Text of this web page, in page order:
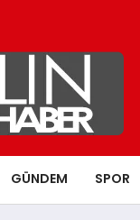
GÜNDEM SPOR